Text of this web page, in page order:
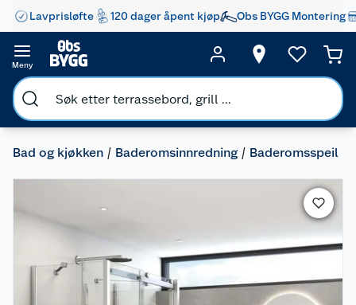
Lavprisløfte 120 dager åpent kjøp Obs BYGG Montering
Meny
Bad og kjøkken Baderomsinnredning Baderomsspeil